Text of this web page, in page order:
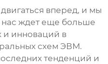
вперед, и мы
нас ждет еще больше
и инноваций в
схем ЭВМ.
тенденций и